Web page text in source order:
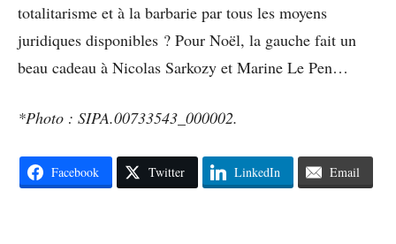
totalitarisme et à la barbarie par tous les moyens
juridiques disponibles ? Pour Noël, la gauche fait un
beau cadeau à Nicolas Sarkozy et Marine Le Pen…
*Photo : SIPA.00733543_000002.
Facebook Twitter LinkedIn Email